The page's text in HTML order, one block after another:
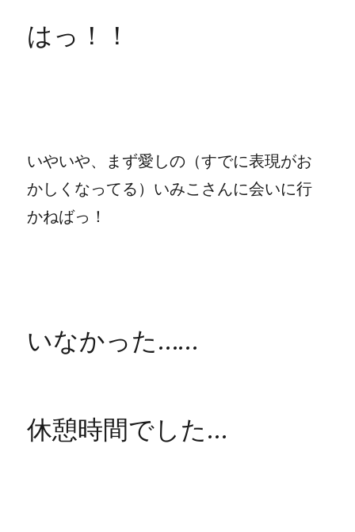
はっ！！
いやいや、まず愛しの（すでに表現がお
かしくなってる）いみこさんに会いに行
かねばっ！
いなかった……
休憩時間でした…